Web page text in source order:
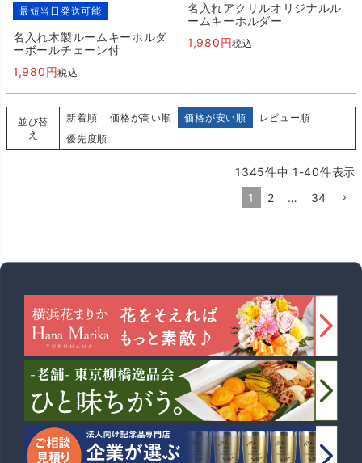
最短当日発送可能
名入れ木製ルームキーホルダ
ーボールチェーン付
1,980
税込
名入れアクリルオリジナルル
ームキーホルダー
1,980
税込
並び替
え
新着順 価格が高い順 価格が安い順
レビュー順
優先度順
1345件中 1 -40件表示
1
2 … 34